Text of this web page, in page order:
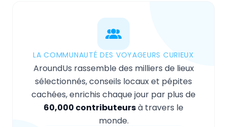
LA COMMUNAUTÉ DES VOYAGEURS CURIEUX
AroundUs rassemble des milliers de lieux
sélectionnés, conseils locaux et pépites
cachées, enrichis chaque jour par plus de
60,000 contributeursà travers le
monde.